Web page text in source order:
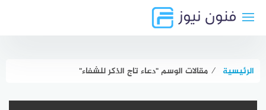
الرئيسية ⁄ مقالات الوسم "دعاء تاج الذكر للشفاء"